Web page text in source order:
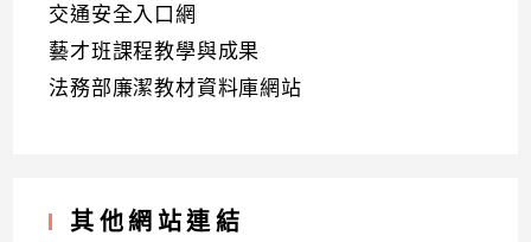
交通安全入口網
藝才班課程教學與成果
法務部廉潔教材資料庫網站
其他網站連結